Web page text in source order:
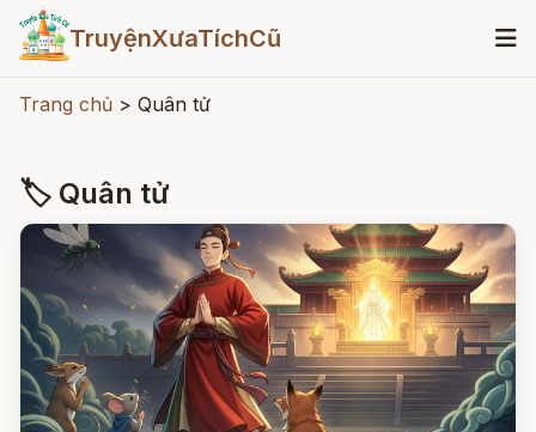
TruyệnXưaTíchCũ
Trang chủ > Quân tử
🏷 Quân tử